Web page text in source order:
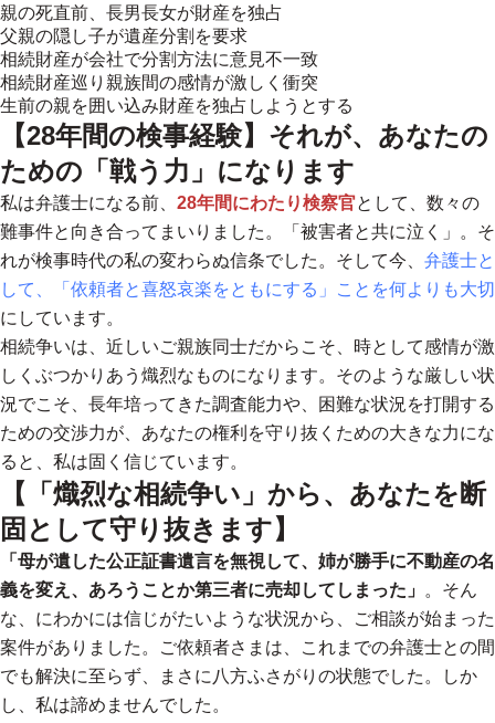
親の死直前、長男長女が財産を独占
父親の隠し子が遺産分割を要求
相続財産が会社で分割方法に意見不一致
相続財産巡り親族間の感情が激しく衝突
生前の親を囲い込み財産を独占しようとする
【28年間の検事経験】それが、あなたの
ための「戦う力」になります
私は弁護士になる前、 28年間にわたり検察官として、数々の
難事件と向き合ってまいりました。「被害者と共に泣く」。そ
れが検事時代の私の変わらぬ信条でした。そして今、 弁護士と
して、「依頼者と喜怒哀楽をともにする」ことを何よりも大切
にしています。
相続争いは、近しいご親族同士だからこそ、時として感情が激
しくぶつかりあう熾烈なものになります。 そのような厳しい状
況でこそ、長年培ってきた調査能力や、困難な状況を打開する
ための交渉力が、あなたの権利を守り抜くための大きな力にな
ると、私は固く信じています。
【「熾烈な相続争い」から、あなたを断
固として守り抜きます】
「母が遺した公正証書遺言を無視して、姉が勝手に不動産の名
義を変え、あろうことか第三者に売却してしまった」 。そん
な、にわかには信じがたいような状況から、ご相談が始まった
案件がありました。ご依頼者さまは、これまでの弁護士との間
でも解決に至らず、まさに八方ふさがりの状態でした。しか
し、私は諦めませんでした。